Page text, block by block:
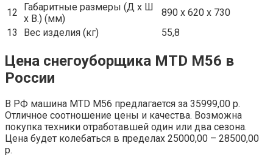
12
Габаритные размеры (Д x Ш
x В.) (мм)
890 x 620 x 730
13
Вес изделия (кг) 55,8
Цена снегоуборщика MTD M56 в
России
В РФ машина MTD M56 предлагается за 35999,00 р.
Отличное соотношение цены и качества. Возможна
покупка техники отработавшей один или два сезона.
Цена будет колебаться в пределах 25000,00 – 28500,00
р.